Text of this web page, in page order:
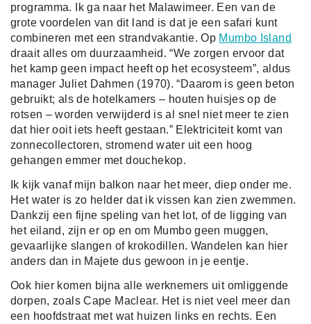
programma. Ik ga naar het Malawimeer. Een van de
grote voordelen van dit land is dat je een safari kunt
combineren met een strandvakantie. Op Mumbo Island
draait alles om duurzaamheid. “We zorgen ervoor dat
het kamp geen impact heeft op het ecosysteem”, aldus
manager Juliet Dahmen (1970). “Daarom is geen beton
gebruikt; als de hotelkamers – houten huisjes op de
rotsen – worden verwijderd is al snel niet meer te zien
dat hier ooit iets heeft gestaan.” Elektriciteit komt van
zonnecollectoren, stromend water uit een hoog
gehangen emmer met douchekop.
Ik kijk vanaf mijn balkon naar het meer, diep onder me.
Het water is zo helder dat ik vissen kan zien zwemmen.
Dankzij een fijne speling van het lot, of de ligging van
het eiland, zijn er op en om Mumbo geen muggen,
gevaarlijke slangen of krokodillen. Wandelen kan hier
anders dan in Majete dus gewoon in je eentje.
Ook hier komen bijna alle werknemers uit omliggende
dorpen, zoals Cape Maclear. Het is niet veel meer dan
een hoofdstraat met wat huizen links en rechts. Een